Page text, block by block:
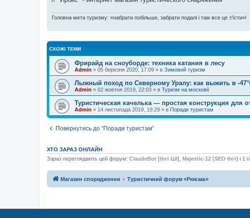
Головна мета туризму: «набрати побільше, забрати подалі і там все це з'їсти»!
СХОЖІ ТЕМИ
Фрирайд на сноуборде: техника катания в лесу
Admin » 05 березня 2020, 17:09 » в Зимовий туризм
Лыжный поход по Северному Уралу: как выжить в -
Admin » 02 жовтня 2019, 22:03 » в Туризм на московії
Туристическая качелька — простая конструкция для
Admin » 14 листопада 2019, 19:29 » в Поради туристам
Повернутись до “Поради туристам”
ХТО ЗАРАЗ ОНЛАЙН
Зараз переглядають цей форум: ClaudeBot [бот ШІ] Majestic-12 [SEO бот] і 1
Магазин спорядження Туристичний форум «Рюкзак»